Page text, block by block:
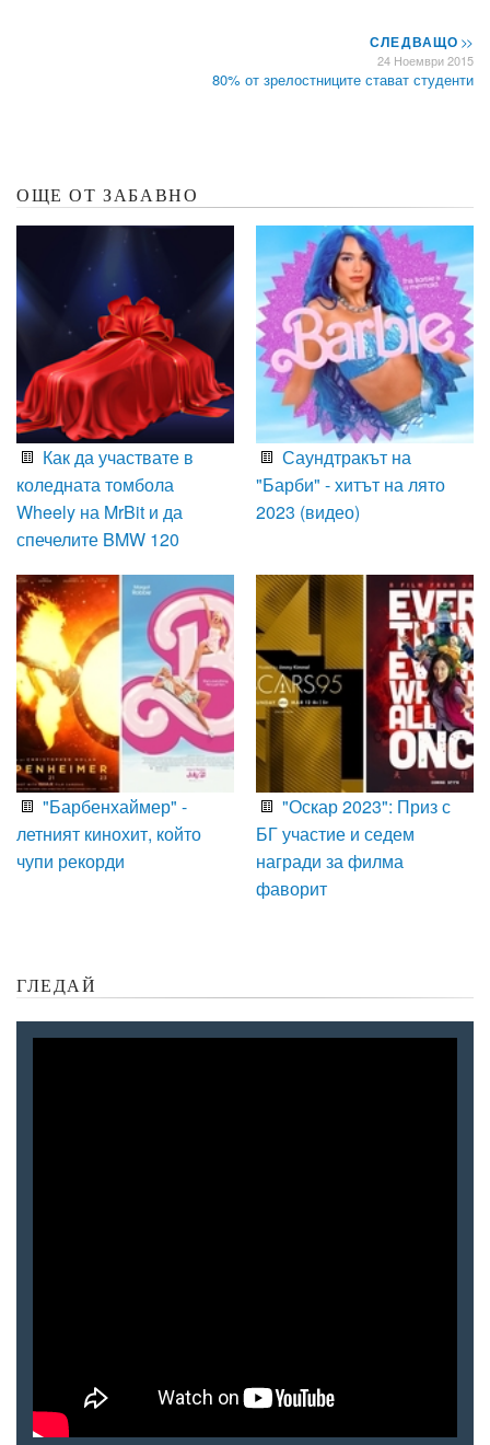
СЛЕДВАЩО>>
24 Ноември 2015
80% от зрелостниците стават студенти
ОЩЕ ОТ ЗАБАВНО
Как да участвате в
коледната томбола
Wheely на MrBit и да
спечелите BMW 120
Саундтракът на
"Барби" - хитът на лято
2023 (видео)
"Барбенхаймер" -
летният кинохит, който
чупи рекорди
"Оскар 2023": Приз с
БГ участие и седем
награди за филма
фаворит
ГЛЕДАЙ